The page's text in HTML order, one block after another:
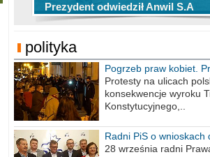
Prezydent odwiedził Anwil S.A
w EBL w sezonie 2019/2020
w sezonie 2019/2020
polityka
Pogrzeb praw kobiet.
biurem poselskim PiS
Protesty na ulicach
konsekwencje wyroku
Konstytucyjnego,..
Radni PiS o wnioskach
miasta na 2021 rok
28 września radni